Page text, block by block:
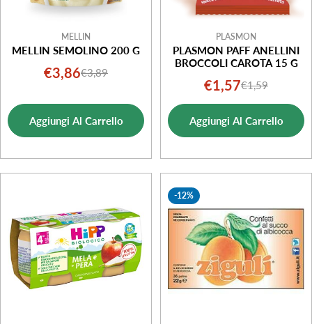
MELLIN
MELLIN SEMOLINO 200 G
Prezzo
vendita
€3,86Prezzo
€3,89
Aggiungi Al Carrello
PLASMON
PLASMON PAFF ANELLINI
BROCCOLI CAROTA 15 G
Prezzo
di
vendita
€1,57Prezzo
normale
€1,59
Aggiungi Al Carrello
-12%